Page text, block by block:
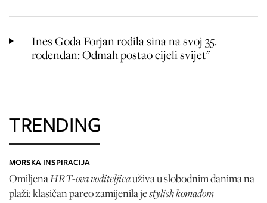
Ines Goda Forjan rodila sina na svoj 35.
rođendan: Odmah postao cijeli svijet"
TRENDING
MORSKA INSPIRACIJA
OmiljenaHRT-ova voditeljicauživa u slobodnim danima na
plaži: klasičan pareo zamijenila jestylish komadom